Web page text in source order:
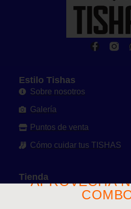
Estilo Tishas
Sobre nosotros
Galería
Puntos de venta
Cómo cuidar tus TISHAS
Tienda
Ver toda la tienda
APROVECHA